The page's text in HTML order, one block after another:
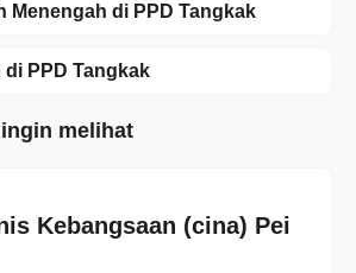
Menengah di PPD Tangkak
PPD Tangkak
melihat
Kebangsaan (cina) Pei